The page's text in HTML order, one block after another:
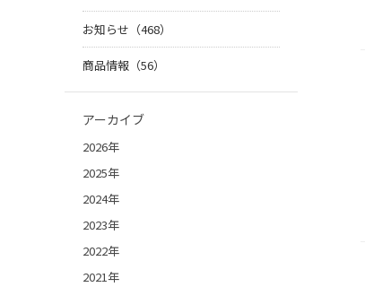
お知らせ（468）
商品情報（56）
アーカイブ
2026年
2025年
2024年
2023年
2022年
2021年